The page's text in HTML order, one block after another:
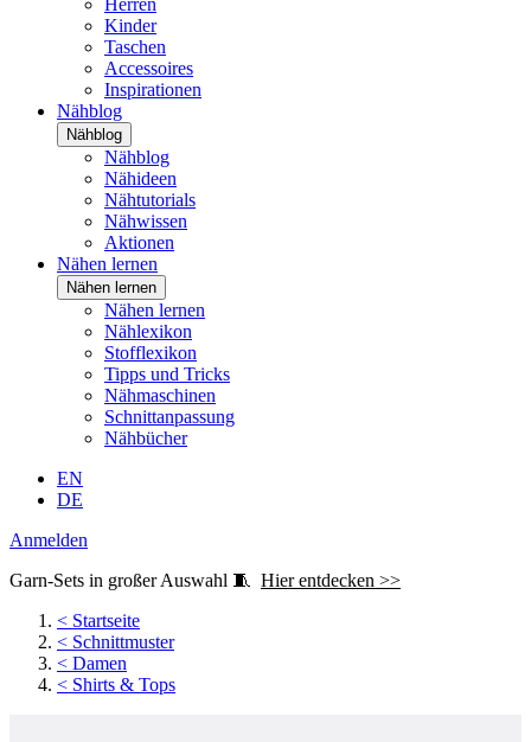
Herren
Kinder
Taschen
Accessoires
Inspirationen
Nähblog
Nähblog
Nähblog
Nähideen
Nähtutorials
Nähwissen
Aktionen
Nähen lernen
Nähen lernen
Nähen lernen
Nählexikon
Stofflexikon
Tipps und Tricks
Nähmaschinen
Schnittanpassung
Nähbücher
EN
DE
Anmelden
Garn-Sets in großer Auswahl 🧵 Hier entdecken >>
< Startseite
< Schnittmuster
< Damen
< Shirts & Tops